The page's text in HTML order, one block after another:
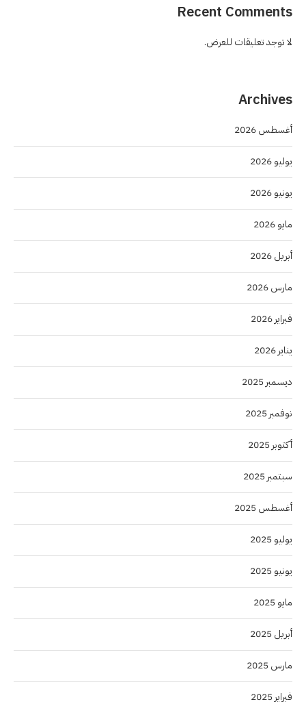
Recent Comments
لا توجد تعليقات للعرض.
Archives
أغسطس 2026
يوليو 2026
يونيو 2026
مايو 2026
أبريل 2026
مارس 2026
فبراير 2026
يناير 2026
ديسمبر 2025
نوفمبر 2025
أكتوبر 2025
سبتمبر 2025
أغسطس 2025
يوليو 2025
يونيو 2025
مايو 2025
أبريل 2025
مارس 2025
فبراير 2025